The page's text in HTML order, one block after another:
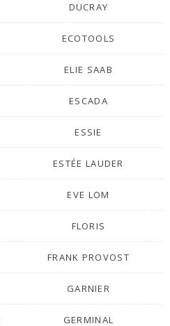
DUCRAY
ECOTOOLS
ELIE SAAB
ESCADA
ESSIE
ESTÉE LAUDER
EVE LOM
FLORIS
FRANK PROVOST
GARNIER
GERMINAL